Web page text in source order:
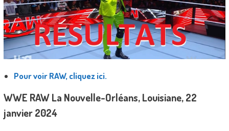
Pour voir RAW, cliquez ici.
WWE RAW La Nouvelle-Orléans, Louisiane, 22
janvier 2024